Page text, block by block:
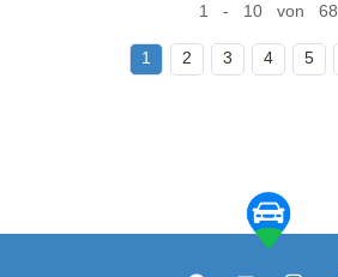
1 - 10 von 68
1 2 3 4 5